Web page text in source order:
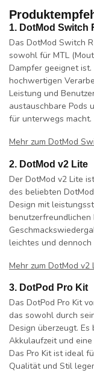
1. DotMod Switch
Das DotMod Switch
sowohl für MTL
Dampfer geeignet
hochwertigen
Leistung und
austauschbare Pods
für unterwegs macht.
Mehr zum DotMod
2. DotMod v2 Lite
Der DotMod v2 Lite
des beliebten
Design mit
leichtes und
Mehr zum DotMod v2
3. DotPod Pro Kit
Das DotPod Pro Kit
das sowohl durch
Design überzeugt.
Akkulaufzeit und
Das Pro Kit ist ideal
Qualität und Stil